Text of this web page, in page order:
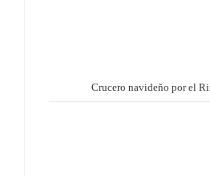
Crucero navideño por el